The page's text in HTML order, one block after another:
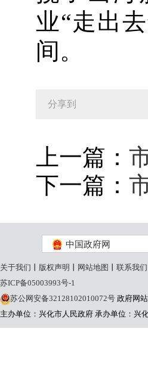
业“走出
间。
分享到
上一篇：
下一篇：
中国政府网
关于我们 版权声明 网站地图
联系我们
苏ICP备05003993号-1
苏公网安备32128102010072号 政府网
主办单位：兴化市人民政府 承办单位：兴